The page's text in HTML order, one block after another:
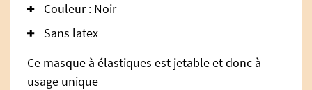
Couleur : Noir
Sans latex
Ce masque à élastiques est jetable et donc à
usage unique